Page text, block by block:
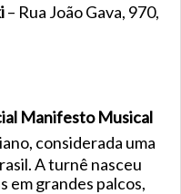
– Rua João Gava, 970,
Manifesto Musical
considerada uma
A turnê nasceu
em grandes palcos,